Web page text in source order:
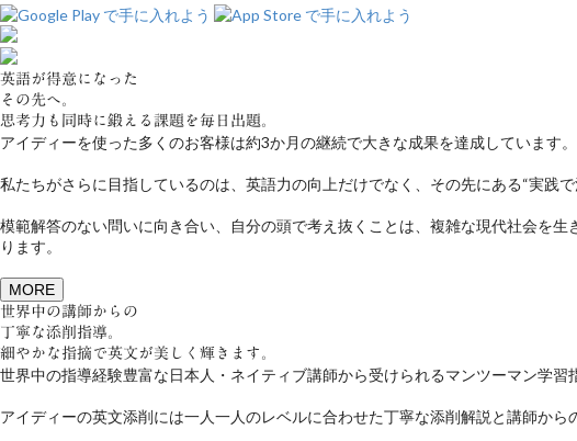
英語が得意になった
その先へ。
思考力も同時に鍛える課題を毎日出題。
アイディーを使った多くのお客様は約3か月の継続で大きな成果を達成しています。
私たちがさらに目指しているのは、英語力の向上だけでなく、その先にある“実践で
模範解答のない問いに向き合い、自分の頭で考え抜くことは、複雑な現代社会を
ります。
MORE
世界中の講師からの
丁寧な添削指導。
細やかな指摘で英文が美しく輝きます。
世界中の指導経験豊富な日本人・ネイティブ講師から受けられるマンツーマン学
アイディーの英文添削には一人一人のレベルに合わせた丁寧な添削解説と講師か